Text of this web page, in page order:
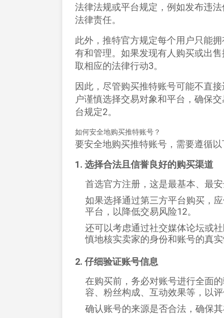
法律法规或平台规定，例如发布违
法律责任‌。
此外，推特官方规定每个用户只能
有和管理。如果发现有人购买或出
取相应的法律行动‌3。
因此，尽管购买推特账号可能不直
户谨慎选择交易对象和平台，确保
台规定‌2。
如何安全地购买推特账号？
要安全地购买推特账号，需要遵循以
1. 选择合法且信誉良好的购买渠道
首选官方注册，这是最基本、最
如果选择通过第三方平台购买，
平台，以降低交易风险‌12。
还可以考虑通过社交媒体论坛或
慎地核实卖家的身份和账号的真实
2. 仔细验证账号信息
在购买前，务必对账号进行全面
容、粉丝构成、互动效果等，以
确认账号的来源是否合法，确保